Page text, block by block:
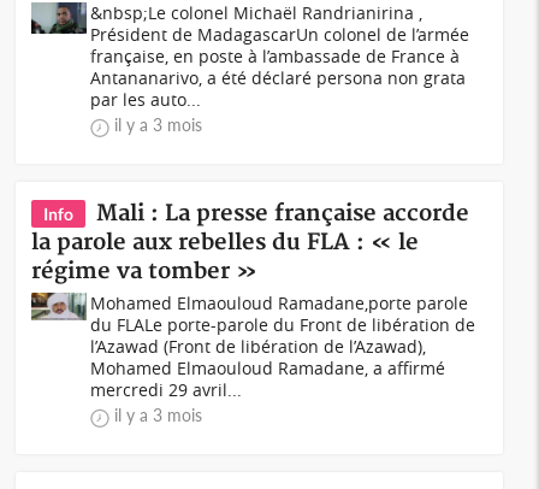
&nbsp;Le colonel Michaël Randrianirina ,
Président de MadagascarUn colonel de l’armée
française, en poste à l’ambassade de France à
Antananarivo, a été déclaré persona non grata
par les auto...
il y a 3 mois
Info
Mali : La presse française accorde
la parole aux rebelles du FLA : « le
régime va tomber »
Mohamed Elmaouloud Ramadane,porte parole
du FLALe porte-parole du Front de libération de
l’Azawad (Front de libération de l’Azawad),
Mohamed Elmaouloud Ramadane, a affirmé
mercredi 29 avril...
il y a 3 mois